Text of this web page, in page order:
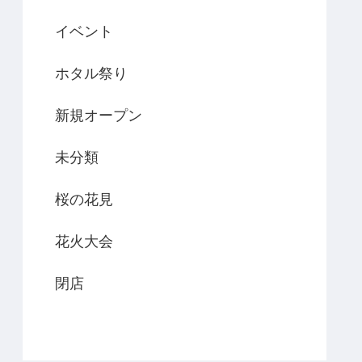
イベント
ホタル祭り
新規オープン
未分類
桜の花見
花火大会
閉店